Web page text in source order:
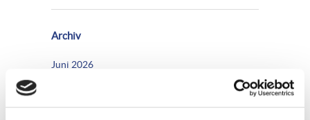
Archiv
Juni 2026